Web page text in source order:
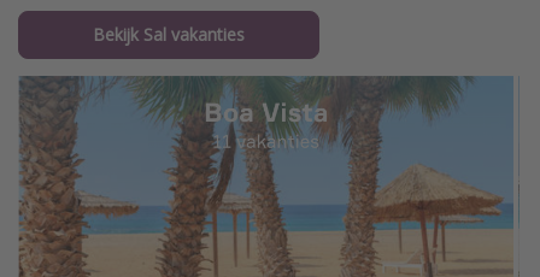
Bekijk Sal vakanties